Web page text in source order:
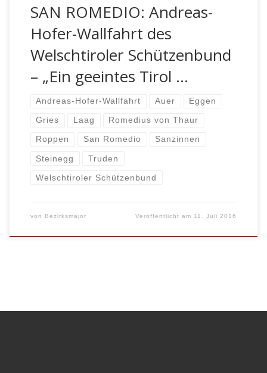
SAN ROMEDIO: Andreas-
Hofer-Wallfahrt des
Welschtiroler Schützenbund
– „Ein geeintes Tirol …
Andreas-Hofer-Wallfahrt Auer Eggen
Gries Laag Romedius von Thaur
Roppen San Romedio Sanzinnen
Steinegg Truden
Welschtiroler Schützenbund
von Bezirksmajor Veröffentlicht am 11. Juli 2016